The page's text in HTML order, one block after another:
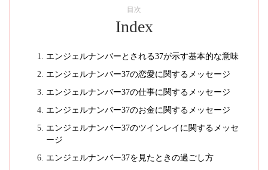
目次
Index
エンジェルナンバーとされる37が示す基本的な意味
エンジェルナンバー37の恋愛に関するメッセージ
エンジェルナンバー37の仕事に関するメッセージ
エンジェルナンバー37のお金に関するメッセージ
エンジェルナンバー37のツインレイに関するメッセ
ージ
エンジェルナンバー37を見たときの過ごし方